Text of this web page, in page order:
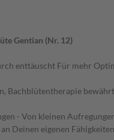
Gentian (Nr. 12)
enttäuscht Für mehr
Bachblütentherapie
- Von kleinen
Deinen eigenen